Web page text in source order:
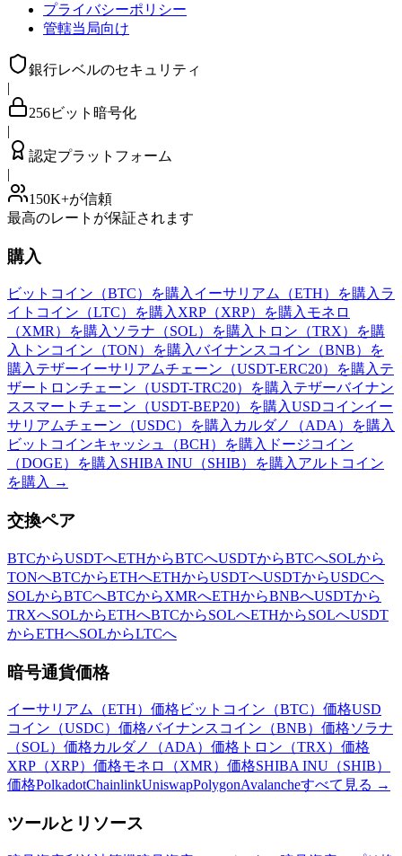
プライバシーポリシー
管轄当局向け
銀行レベルのセキュリティ
|
256ビット暗号化
|
認定プラットフォーム
|
150K+が信頼
最高のレートが保証されます
購入
ビットコイン（BTC）を購入 イーサリアム（ETH）を購入 ラ
イトコイン（LTC）を購入 XRP（XRP）を購入 モネロ
（XMR）を購入 ソラナ（SOL）を購入 トロン（TRX）を購
入 トンコイン（TON）を購入バイナンスコイン（BNB）を
購入 テザーイーサリアムチェーン（USDT-ERC20）を購入 テ
ザートロンチェーン（USDT-TRC20）を購入 テザーバイナン
ススマートチェーン（USDT-BEP20）を購入USDコインイー
サリアムチェーン（USDC）を購入 カルダノ（ADA）を購入
ビットコインキャッシュ（BCH）を購入 ドージコイン
（DOGE）を購入 SHIBA INU（SHIB）を購入 アルトコイン
を購入 →
交換ペア
BTCからUSDTへETHからBTCへUSDTからBTCへSOLから
TONへBTCからETHへETHからUSDTへUSDTからUSDCへ
SOLからBTCへBTCからXMRへETHからBNBへUSDTから
TRXへSOLからETHへBTCからSOLへETHからSOLへUSDT
からETHへSOLからLTCへ
暗号通貨価格
イーサリアム（ETH）価格 ビットコイン（BTC）価格USD
コイン（USDC）価格バイナンスコイン（BNB）価格ソラナ
（SOL）価格カルダノ（ADA）価格 トロン（TRX）価格
XRP（XRP）価格モネロ（XMR）価格SHIBA INU（SHIB）
価格PolkadotChainlinkUniswapPolygonAvalancheすべて見る →
ツールとリソース